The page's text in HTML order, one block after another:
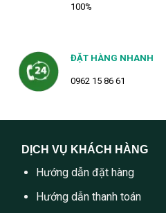
100%
ĐẶT HÀNG NHANH
0962 15 86 61
DỊCH VỤ KHÁCH HÀNG
Hướng dẫn đặt hàng
Hướng dẫn thanh toán